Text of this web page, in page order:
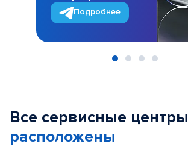
Подробнее
Все сервисные центры
расположены